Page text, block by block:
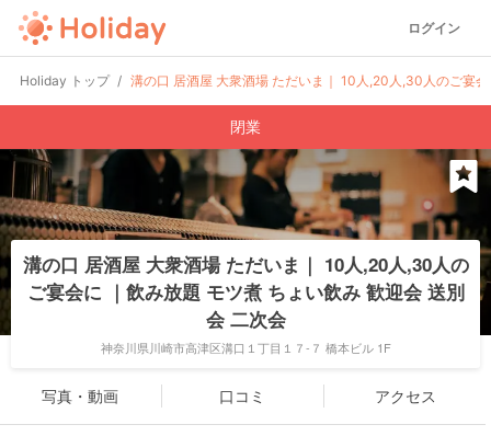
ログイン
Holiday トップ 溝の口 居酒屋 大衆酒場 ただいま｜ 10人,20人,30人のご宴
閉業
溝の口 居酒屋 大衆酒場 ただいま｜ 10人,20人,30人の
ご宴会に ｜飲み放題 モツ煮 ちょい飲み 歓迎会 送別
会 二次会
神奈川県川崎市高津区溝口１丁目１７-７ 橋本ビル 1F
写真・動画 口コミ アクセス